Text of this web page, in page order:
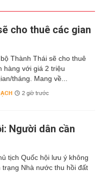
cho thuê các gian
Thành Thái sẽ cho thuê
hàng với giá 2 triệu
tháng. Mang về...
2 giờ trước
Người dân cần
tịch Quốc hội lưu ý không
trạng Nhà nước thu hồi đất